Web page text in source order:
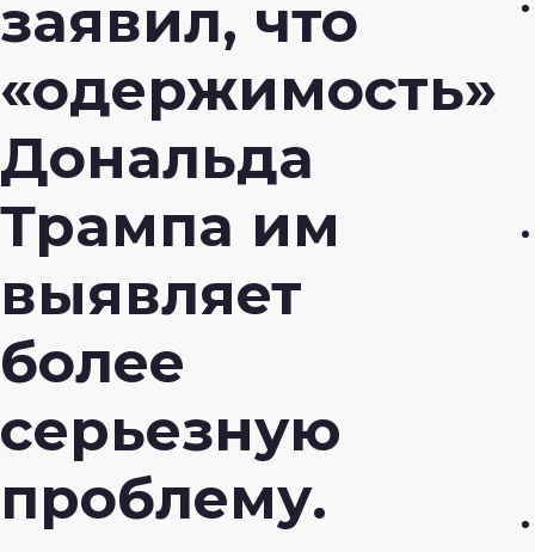
заявил, что
«одержимость»
Дональда
Трампа им
выявляет
более
серьезную
проблему.